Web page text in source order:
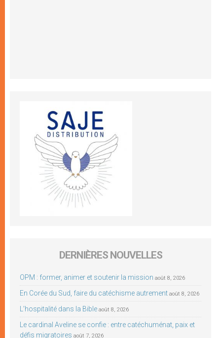
DERNIÈRES NOUVELLES
OPM : former, animer et soutenir la mission août 8, 2026
En Corée du Sud, faire du catéchisme autrement août 8, 2026
L’hospitalité dans la Bible août 8, 2026
Le cardinal Aveline se confie : entre catéchuménat, paix et
défis migratoires août 7, 2026